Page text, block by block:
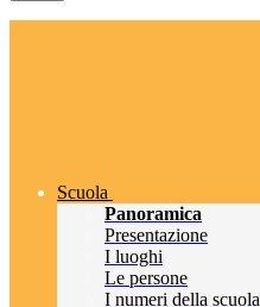
Scuola
Panoramica
Presentazione
I luoghi
Le persone
I numeri della scuola